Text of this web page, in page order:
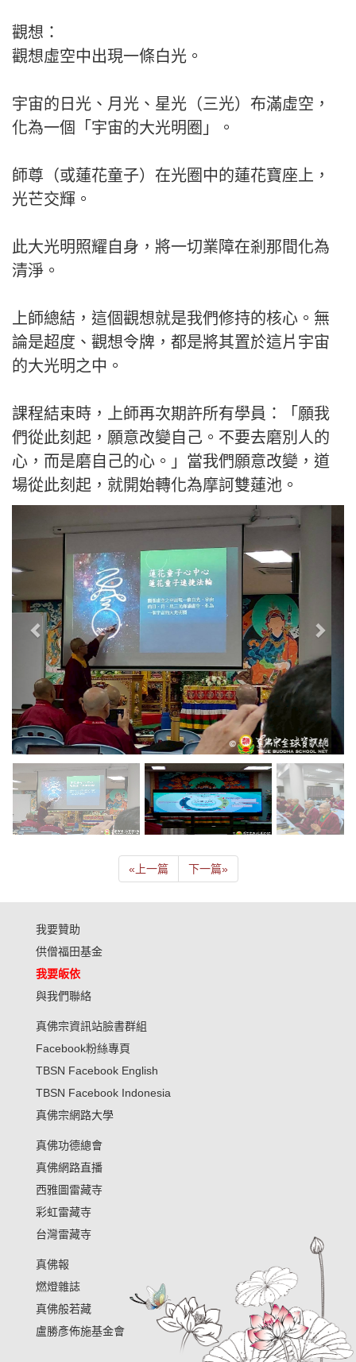
觀想：
觀想虛空中出現一條白光。
宇宙的日光、月光、星光（三光）布滿虛空，
化為一個「宇宙的大光明圈」。
師尊（或蓮花童子）在光圈中的蓮花寶座上，
光芒交輝。
此大光明照耀自身，將一切業障在剎那間化為
清淨。
上師總結，這個觀想就是我們修持的核心。無
論是超度、觀想令牌，都是將其置於這片宇宙
的大光明之中。
課程結束時，上師再次期許所有學員：「願我
們從此刻起，願意改變自己。不要去磨別人的
心，而是磨自己的心。」當我們願意改變，道
場從此刻起，就開始轉化為摩訶雙蓮池。
我要贊助
供僧福田基金
我要皈依
與我們聯絡
真佛宗資訊站臉書群組
Facebook粉絲專頁
TBSN Facebook English
TBSN Facebook Indonesia
真佛宗網路大學
真佛功德總會